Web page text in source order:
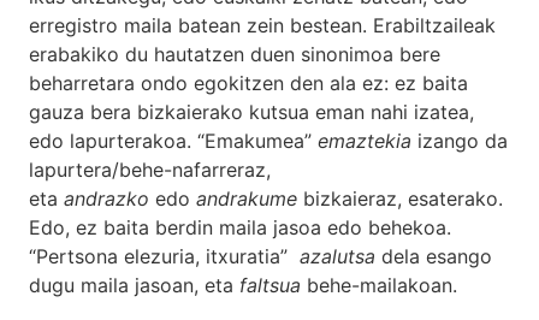
erregistro maila batean zein bestean. Erabiltzaileak
erabakiko du hautatzen duen sinonimoa bere
beharretara ondo egokitzen den ala ez: ez baita
gauza bera bizkaierako kutsua eman nahi izatea,
edo lapurterakoa. “Emakumea” emaztekia izango da
lapurtera/behe-nafarreraz,
eta andrazko edo andrakume bizkaieraz, esaterako.
Edo, ez baita berdin maila jasoa edo behekoa.
“Pertsona elezuria, itxuratia” azalutsa dela esango
dugu maila jasoan, eta faltsua behe-mailakoan.